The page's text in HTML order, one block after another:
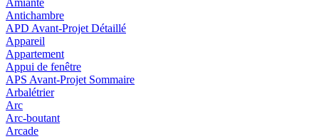
Amiante
Antichambre
APD Avant-Projet Détaillé
Appareil
Appartement
Appui de fenêtre
APS Avant-Projet Sommaire
Arbalétrier
Arc
Arc-boutant
Arcade